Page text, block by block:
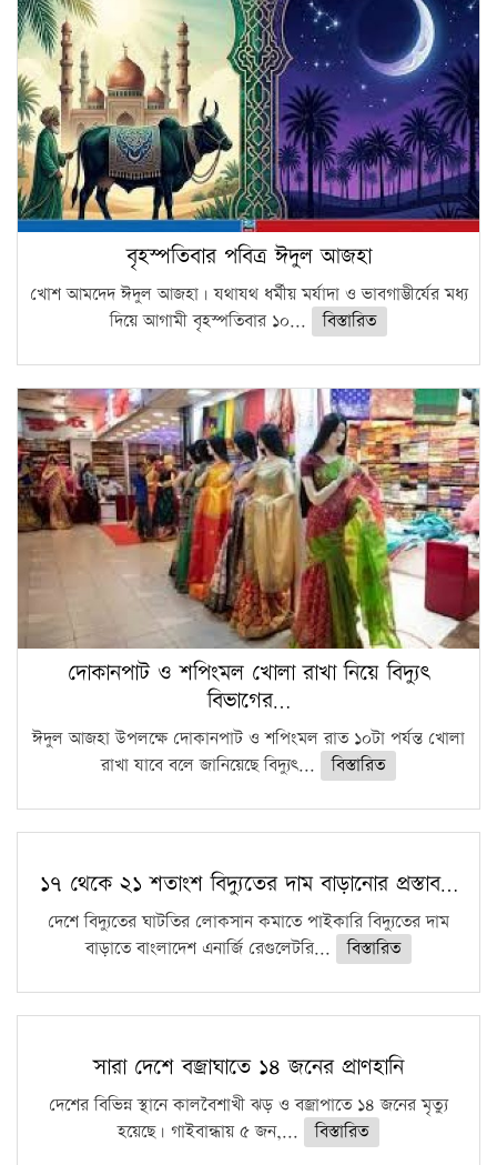
বৃহস্পতিবার পবিত্র ঈদুল আজহা
খোশ আমদেদ ঈদুল আজহা। যথাযথ ধর্মীয় মর্যাদা ও ভাবগাম্ভীর্যের মধ্য
দিয়ে আগামী বৃহস্পতিবার ১০...
বিস্তারিত
দোকানপাট ও শপিংমল খোলা রাখা নিয়ে বিদ্যুৎ
বিভাগের…
ঈদুল আজহা উপলক্ষে দোকানপাট ও শপিংমল রাত ১০টা পর্যন্ত খোলা
রাখা যাবে বলে জানিয়েছে বিদ্যুৎ...
বিস্তারিত
১৭ থেকে ২১ শতাংশ বিদ্যুতের দাম বাড়ানোর প্রস্তাব…
দেশে বিদ্যুতের ঘাটতির লোকসান কমাতে পাইকারি বিদ্যুতের দাম
বাড়াতে বাংলাদেশ এনার্জি রেগুলেটরি...
বিস্তারিত
সারা দেশে বজ্রাঘাতে ১৪ জনের প্রাণহানি
দেশের বিভিন্ন স্থানে কালবৈশাখী ঝড় ও বজ্রাপাতে ১৪ জনের মৃত্যু
হয়েছে। গাইবান্ধায় ৫ জন,...
বিস্তারিত